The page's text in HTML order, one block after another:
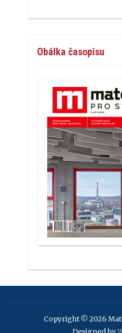
Obálka časopisu
Copyright © 2026